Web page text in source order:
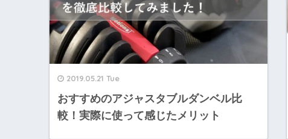
2019.05.21 Tue
おすすめのアジャスタブルダンベル比
較！実際に使って感じたメリット